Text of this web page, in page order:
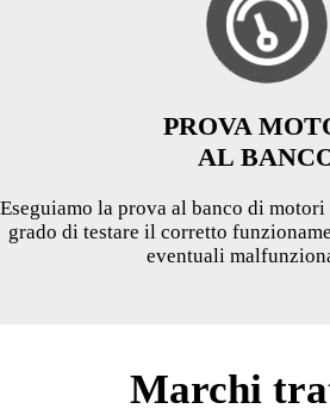
PROVA
AL
Eseguiamo la prova al banco di
grado di testare il corretto
eventuali
Marchi